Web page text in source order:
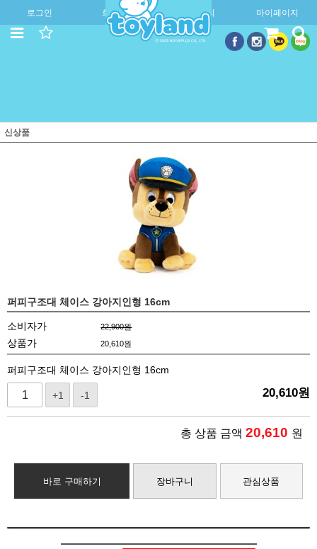
로그인 회원가입 주문조회 마이페이지
신상품
퍼피구조대 체이스 강아지인형 16cm
소비자가 22,900원
상품가 20,610원
퍼피구조대 체이스 강아지인형 16cm
+1 -1 20,610원
총 상품 금액 20,610 원
바로 구매하기 장바구니 관심상품